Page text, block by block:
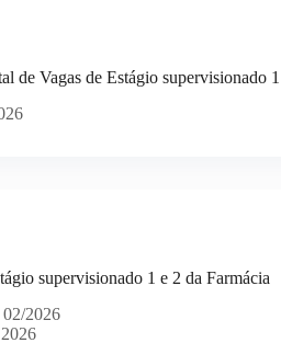
de Vagas de Estágio supervisionado
supervisionado 1 e 2 da Farmácia
02/2026